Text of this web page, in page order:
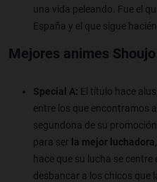
una vida peleando. Fue el
España y el que sigue
Mejores animes Shoujo
Special A: El título hace
entre los que encontramos a
segundona de su
para ser la mejor luchadora
hace que su lucha se
desbancar a los chicos que